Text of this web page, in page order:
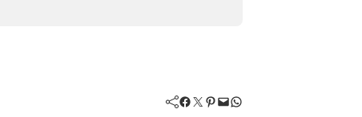
Facebook Twitter Pinterest Mail WhatsApp